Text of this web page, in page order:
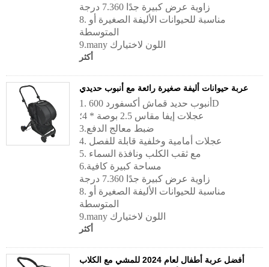
زاوية عرض كبيرة جدًا 7.360 درجة
8. مناسبة للحيوانات الأليفة الصغيرة أو
المتوسطة
9.many اللون لاختيارك
أكثر
عربة حيوانات أليفة صغيرة رائعة مع أنبوب حديدي
1. أنبوب حديد قماش أكسفورد 600D
عجلات إيفا مقاس 2.5 بوصة * 4؛
3.ضبط معالج الدفع
4. عجلات أمامية وخلفية قابلة للفصل
5. مع ثقب الكلب ونافذة السماء
6.مساحة كبيرة كافية
زاوية عرض كبيرة جدًا 7.360 درجة
8. مناسبة للحيوانات الأليفة الصغيرة أو
المتوسطة
9.many اللون لاختيارك
أكثر
أفضل عربة أطفال لعام 2024 للمشي مع الكلاب